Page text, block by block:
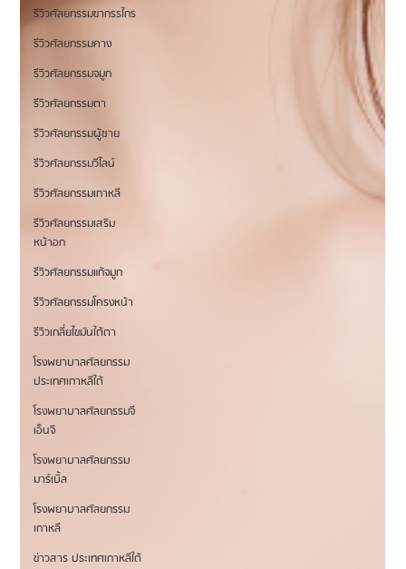
รีวิวศัลยกรรมขากรรไกร
รีวิวศัลยกรรมคาง
รีวิวศัลยกรรมจมูก
รีวิวศัลยกรรมตา
รีวิวศัลยกรรมผู้ชาย
รีวิวศัลยกรรมวีไลน์
รีวิวศัลยกรรมเกาหลี
รีวิวศัลยกรรมเสริม
หน้าอก
รีวิวศัลยกรรมแก้จมูก
รีวิวศัลยกรรมโครงหน้า
รีวิวเกลี่ยไขมันใต้ตา
โรงพยาบาลศัลยกรรม
ประเทศเกาหลีใต้
โรงพยาบาลศัลยกรรมจี
เอ็นจี
โรงพยาบาลศัลยกรรม
มาร์เบิ้ล
โรงพยาบาลศัลยกรรม
เกาหลี
ข่าวสาร ประเทศเกาหลีใต้